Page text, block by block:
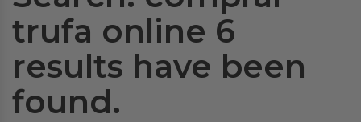
trufa online 6
results have been
found.